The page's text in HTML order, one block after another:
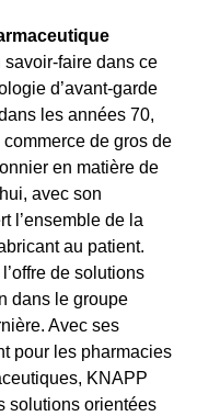
savoir-faire dans ce
d’avant-garde
les années 70,
de gros de
en matière de
avec son
l’ensemble de la
au patient.
de solutions
dans le groupe
Avec ses
pour les pharmacies
KNAPP
solutions orientées